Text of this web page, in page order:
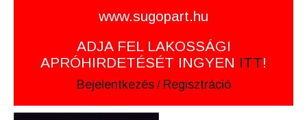
www.sugopart.hu
ADJA FEL LAKOSSÁGI
APRÓHIRDETÉSÉT INGYEN ITT!
Bejelentkezés / Regisztráció